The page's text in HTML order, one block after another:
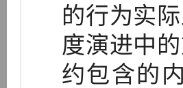
的行为实
度演进中
约包含的